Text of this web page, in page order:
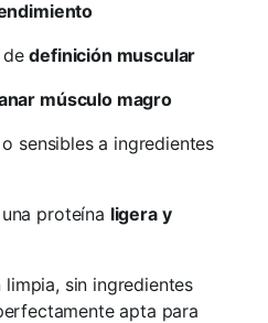
dedefinición muscular
músculo magro
sensibles a ingredientes
proteína ligera y
sin ingredientes
apta para